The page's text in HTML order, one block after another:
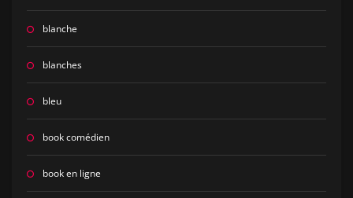
blanche
blanches
bleu
book comédien
book en ligne